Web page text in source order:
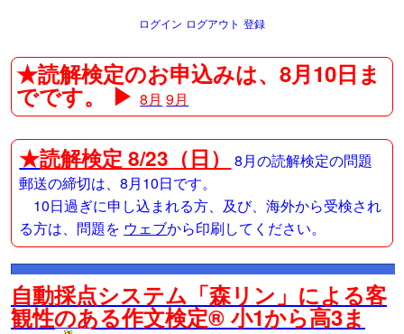
ログイン ログアウト 登録
★読解検定のお申込みは、8月10日ま
でです。 ▶8月 9月
★読解検定 8/23（日）
8月の読解検定の問題
郵送の締切は、8月10日です。
10日過ぎに申し込まれる方、及び、海外から受検され
る方は、問題を ウェブから印刷してください。
自動採点システム「森リン」による客
観性のある作文検定® 小1から高3ま